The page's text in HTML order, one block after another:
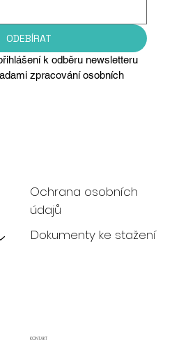
ODEBÍRAT
k odběru newsletteru
zpracování osobních
KONTAKT
Ochrana osobních
údajů
Dokumenty ke stažení